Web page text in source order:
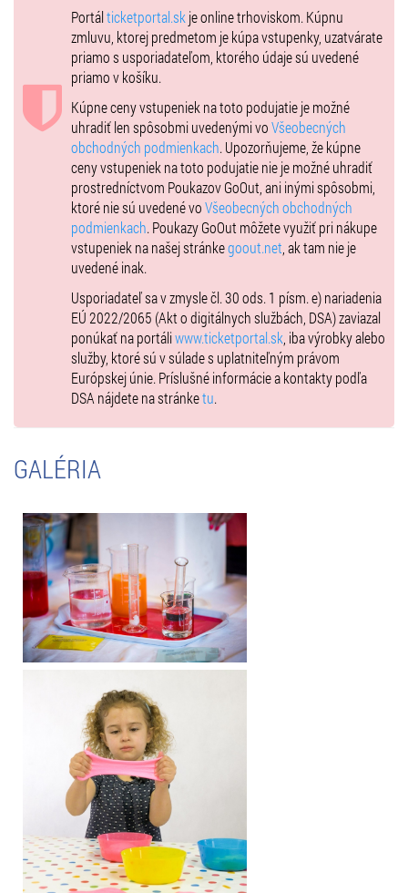
DARČEKOVÁ POUKÁŽKA, SCIENCE WORKSHOP 2026 FLEXI
PLATNOSŤ - BEZ NUTNOSTI REZERVÁCIE + DETSKÝ LABORATÓRNY
PLÁŠŤ PRE MALÉHO VEDÁTORA
SCIENCE WORKSHOP je zážitkový program pre deti vo veku 5 – 12
rokov plný zábavných vedeckých experimentov a edukačných hier.
Deti si samy vyskúšajú bezpečné pokusy a hravou formou objavia
fascinujúci svet chémie, fyziky, matematiky a prírodných vied.
Program je navrhnutý tak, aby rozvíjal tvorivosť, zvedavosť aj tímovú
spoluprácu. Pri variante konanom v ZCV Aurelium má 1 sprievodná
osoba vstup do centra zdarma (workshopu sa však zúčastňuje iba
pre malých vedátorov na celý rok 2026.
21.3.2026
9.5.2026
13.6.2026
17.10.2026
21.11.2026
12.12.2026
Cena: 55€
Miesto konania: Bojnická 3, Bratislava (ZCV Aurelium)
Bez nutnosti rezervácie, môžte prísť na ktorýkoľvek termín.
Témy workshopov sa neopakujú.
Bohatý program pre deti
Vstup do Zážitkového centra vedy počas celého dňa zadarmo (1
dieťa + 1 sprievodná osoba)
Detský laboratórny plášť dostanete pred začiatkom podujatia. Nutné
je preukázať sa vstupenkou.
Portálticketportal.sk je online trhoviskom. Kúpnu
zmluvu, ktorej predmetom je kúpa vstupenky, uzatvárate
priamo s usporiadateľom, ktorého údaje sú uvedené
priamo v košíku.
Kúpne ceny vstupeniek na toto podujatie je možné
uhradiť len spôsobmi uvedenými voVšeobecných
obchodných podmienkach. Upozorňujeme, že kúpne
ceny vstupeniek na toto podujatie nie je možné uhradiť
prostredníctvom Poukazov GoOut, ani inými spôsobmi,
ktoré nie sú uvedené voVšeobecných obchodných
podmienkach. Poukazy GoOut môžete využiť pri nákupe
vstupeniek na našej stránkegoout.net , ak tam nie je
uvedené inak.
Usporiadateľ sa v zmysle čl. 30 ods. 1 písm. e) nariadenia
EÚ 2022/2065 (Akt o digitálnych službách, DSA) zaviazal
ponúkať na portáliwww.ticketportal.sk , iba výrobky alebo
služby, ktoré sú v súlade s uplatniteľným právom
Európskej únie. Príslušné informácie a kontakty podľa
DSA nájdete na stránketu.
GALÉRIA